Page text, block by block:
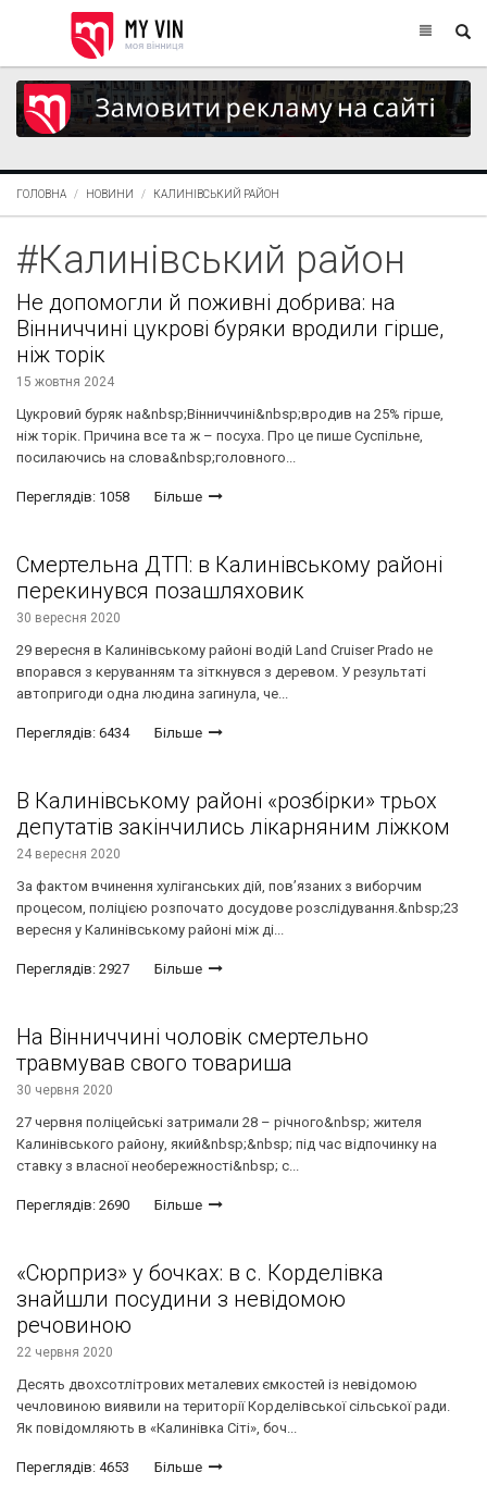
ГОЛОВНА НОВИНИ КАЛИНІВСЬКИЙ РАЙОН
#Калинівський район
Не допомогли й поживні добрива: на
Вінниччині цукрові буряки вродили гірше,
ніж торік
15 жовтня 2024
Цукровий буряк на&nbsp;Вінниччині&nbsp;вродив на 25% гірше,
ніж торік. Причина все та ж – посуха. Про це пише Суспільне,
посилаючись на слова&nbsp;головного...
Переглядів: 1058 Більше
Смертельна ДТП: в Калинівському районі
перекинувся позашляховик
30 вересня 2020
29 вересня в Калинівському районі водій Land Cruiser Prado не
впорався з керуванням та зіткнувся з деревом. У результаті
автопригоди одна людина загинула, че...
Переглядів: 6434 Більше
В Калинівському районі «розбірки» трьох
депутатів закінчились лікарняним ліжком
24 вересня 2020
За фактом вчинення хуліганських дій, пов’язаних з виборчим
процесом, поліцією розпочато досудове розслідування.&nbsp;23
вересня у Калинівському районі між ді...
Переглядів: 2927 Більше
На Вінниччині чоловік смертельно
травмував свого товариша
30 червня 2020
27 червня поліцейські затримали 28 – річного&nbsp; жителя
Калинівського району, який&nbsp;&nbsp; під час відпочинку на
ставку з власної необережності&nbsp; с...
Переглядів: 2690 Більше
«Сюрприз» у бочках: в с. Корделівка
знайшли посудини з невідомою
речовиною
22 червня 2020
Десять двохсотлітрових металевих ємкостей із невідомою
чечловиною виявили на території Корделівської сільської ради.
Як повідомляють в «Калинівка Сіті», боч...
Переглядів: 4653 Більше